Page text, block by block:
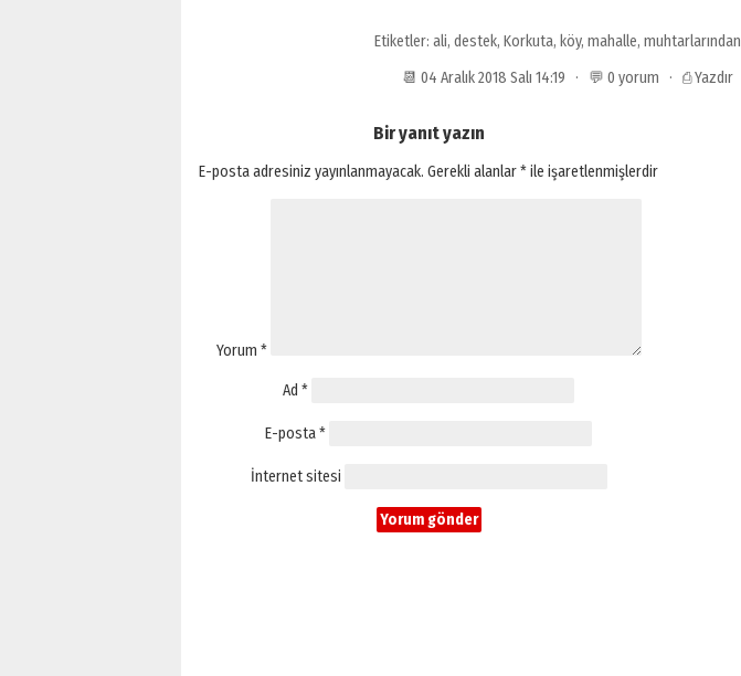
Etiketler: ali, destek, Korkuta, köy, mahalle, muhtarlarından
📆 04 Aralık 2018 Salı 14:19 · 💬 0 yorum · ⎙ Yazdır
Bir yanıt yazın
E-posta adresiniz yayınlanmayacak. Gerekli alanlar*ile işaretlenmişlerdir
Yorum *
Ad *
E-posta*
İnternet sitesi